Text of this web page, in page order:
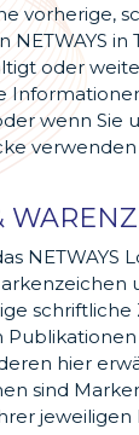
vorherige,
in
oder
wenn Sie
NETWAYS
schriftliche
hier
sind
jeweiligen